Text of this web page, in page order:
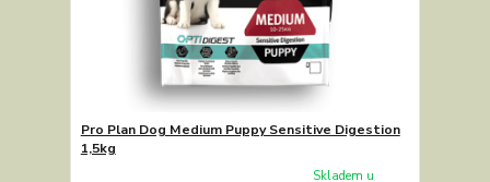
Pro Plan Dog Medium Puppy Sensitive Digestion
1,5kg
Skladem u